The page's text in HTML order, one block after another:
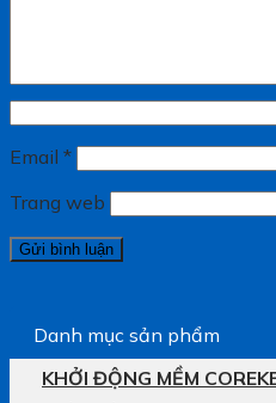
Email *
Trang web
Danh mục sản phẩm
KHỞI ĐỘNG MỀM